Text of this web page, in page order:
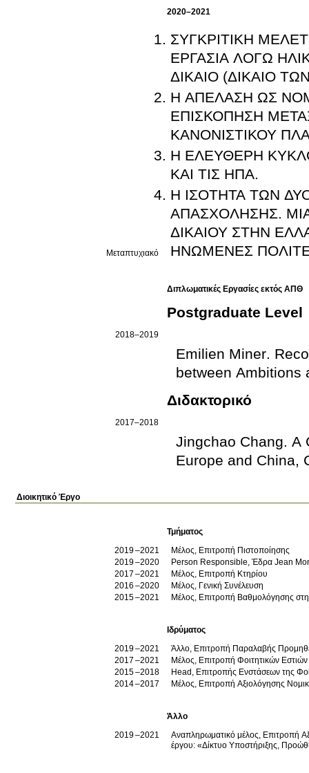
2020–2021
Μεταπτυχιακό
ΣΥΓΚΡΙΤΙΚΗ
ΕΡΓΑΣΙΑ ΛΟΓΩ
ΔΙΚΑΙΟ (ΔΙΚΑΙΟ
Η ΑΠΕΛΑΣΗ ΩΣ
ΕΠΙΣΚΟΠΗΣΗ
ΚΑΝΟΝΙΣΤΙΚΟΥ
Η ΕΛΕΥΘΕΡΗ
ΚΑΙ ΤΙΣ ΗΠΑ.
H ΙΣΟΤΗΤΑ ΤΩΝ
ΑΠΑΣΧΟΛΗΣΗΣ.
ΔΙΚΑΙΟΥ ΣΤΗΝ
ΗΝΩΜΕΝΕΣ
Διπλωματικές Εργασίες εκτός ΑΠΘ
Postgraduate Level
2018–2019
Emilien Miner.
between Ambitions
Διδακτορικό
2017–2018
Jingchao Chang. A
Europe and China,
Διοικητικό Έργο
Τμήματος
2019
2021
Μέλος, Επιτροπή Πιστοποίησης
2019
2020
Person Responsible, Έδρα Jean
2017
2021
Μέλος, Επιτροπή Κτηρίου
2016
2020
Μέλος, Γενική Συνέλευση
2015
2021 Μέλος, Επιτροπή Βαθμολόγησης
Ιδρύματος
2019
2021
Άλλο, Επιτροπή Παραλαβής
2017
2021
Μέλος, Επιτροπή Φοιτητικών Εστιών
2015
2018
Head, Επιτροπής Ενστάσεων της
2014
2017 Μέλος, Επιτροπή Αξιολόγησης
Άλλο
2019
2021
Αναπληρωματικό μέλος, Επιτροπή
έργου: «Δίκτυο Υποστήριξης,